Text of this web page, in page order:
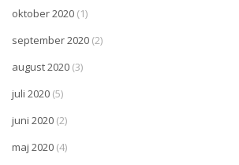
oktober 2020 (1)
september 2020 (2)
august 2020 (3)
juli 2020 (5)
juni 2020 (2)
maj 2020 (4)